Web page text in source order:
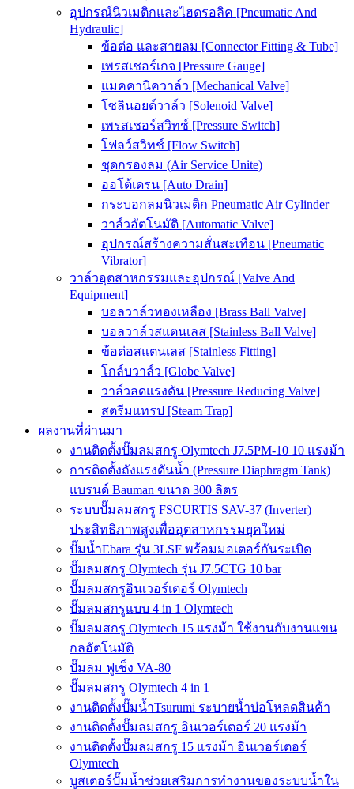
อุปกรณ์นิวเมติกและไฮดรอลิค [Pneumatic And
Hydraulic]
ข้อต่อ และสายลม [Connector Fitting & Tube]
เพรสเชอร์เกจ [Pressure Gauge]
แมคคานิควาล์ว [Mechanical Valve]
โซลินอยด์วาล์ว [Solenoid Valve]
เพรสเชอร์สวิทช์ [Pressure Switch]
โฟลว์สวิทช์ [Flow Switch]
ชุดกรองลม (Air Service Unite)
ออโต้เดรน [Auto Drain]
กระบอกลมนิวเมติก Pneumatic Air Cylinder
วาล์วอัตโนมัติ [Automatic Valve]
อุปกรณ์สร้างความสั่นสะเทือน [Pneumatic
Vibrator]
วาล์วอุตสาหกรรมและอุปกรณ์ [Valve And
Equipment]
บอลวาล์วทองเหลือง [Brass Ball Valve]
บอลวาล์วสแตนเลส [Stainless Ball Valve]
ข้อต่อสแตนเลส [Stainless Fitting]
โกล์บวาล์ว [Globe Valve]
วาล์วลดแรงดัน [Pressure Reducing Valve]
สตรีมแทรป [Steam Trap]
ผลงานที่ผ่านมา
งานติดตั้งปั๊มลมสกรู Olymtech J7.5PM-10 10 แรงม้า
การติดตั้งถังแรงดันน้ำ (Pressure Diaphragm Tank)
แบรนด์ Bauman ขนาด 300 ลิตร
ระบบปั๊มลมสกรู FSCURTIS SAV-37 (Inverter)
ประสิทธิภาพสูงเพื่ออุตสาหกรรมยุคใหม่
ปั๊มน้ำEbara รุ่น 3LSF พร้อมมอเตอร์กันระเบิด
ปั๊มลมสกรู Olymtech รุ่น J7.5CTG 10 bar
ปั๊มลมสกรูอินเวอร์เตอร์ Olymtech
ปั๊มลมสกรูแบบ 4 in 1 Olymtech
ปั๊มลมสกรู Olymtech 15 แรงม้า ใช้งานกับงานแขน
กลอัตโนมัติ
ปั๊มลม ฟูเช็ง VA-80
ปั๊มลมสกรู Olymtech 4 in 1
งานติดตั้งปั๊มน้ำTsurumi ระบายน้ำบ่อโหลดสินค้า
งานติดตั้งปั๊มลมสกรู อินเวอร์เตอร์ 20 แรงม้า
งานติดตั้งปั๊มลมสกรู 15 แรงม้า อินเวอร์เตอร์
Olymtech
บูสเตอร์ปั๊มน้ำช่วยเสริมการทำงานของระบบน้ำใน